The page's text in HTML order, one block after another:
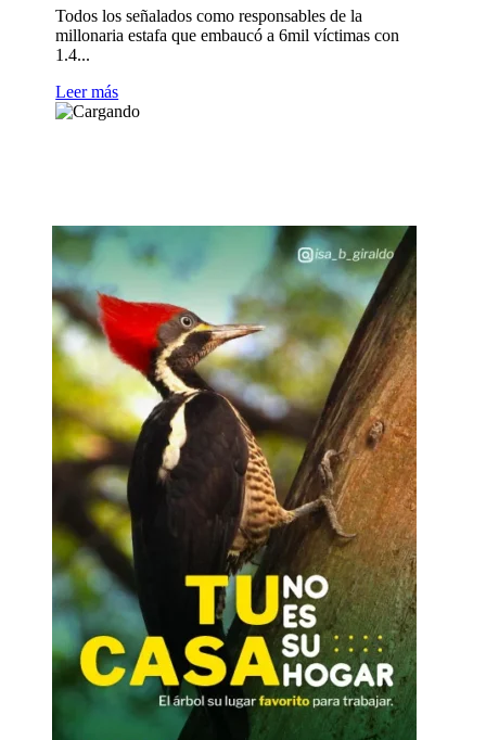
Todos los señalados como responsables de la
millonaria estafa que embaucó a 6mil víctimas con
1.4...
Leer más